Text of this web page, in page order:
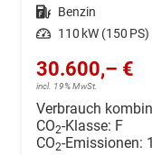
Kraftstoff Benzin
Leistung 110 kW (150 PS)
30.600,– €
incl. 19% MwSt.
Verbrauch
CO2-Klasse: F
CO2-Emissionen: